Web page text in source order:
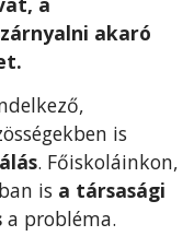
akaró
is
. Főiskoláinkon,
is a társasági
a probléma.